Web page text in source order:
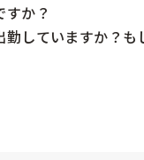
か？
していますか？